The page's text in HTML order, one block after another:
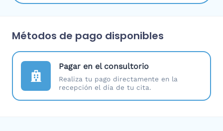
Métodos de pago disponibles
Pagar en el consultorio
Realiza tu pago directamente en la
recepción el día de tu cita.